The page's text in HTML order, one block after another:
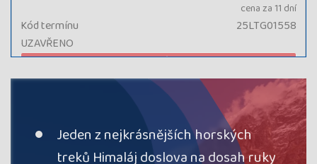
UZAVŘENO
Kód termínu 25LTG01558
cena za 11 dní
termín
uzavřen
Jeden z nejkrásnějších horských
treků Himaláj doslova na dosah ruky